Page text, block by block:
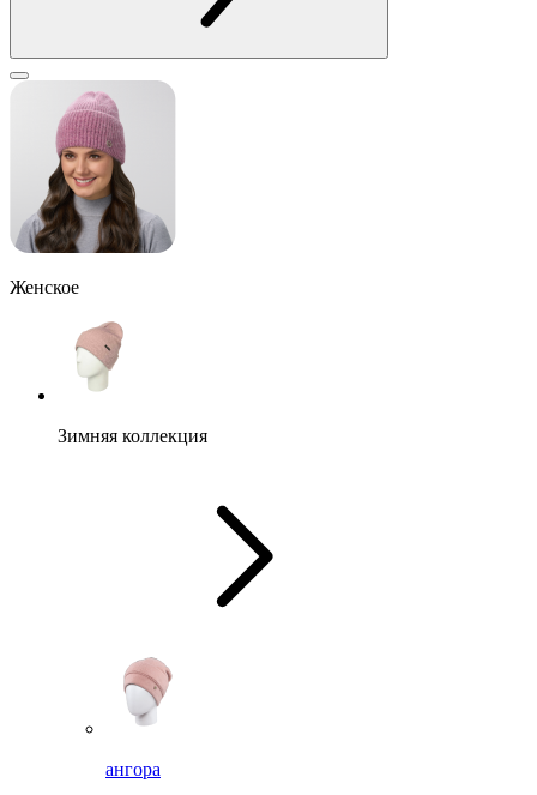
Женское
Зимняя коллекция
ангора